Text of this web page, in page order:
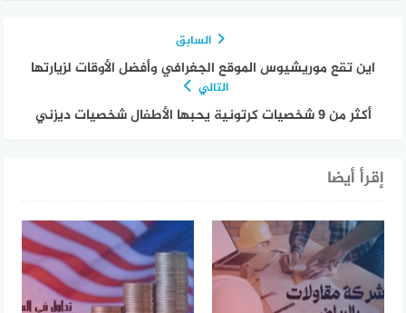
السابق
اين تقع موريشيوس الموقع الجغرافي وأفضل الأوقات لزيارتها
التالي
أكثر من 9 شخصيات كرتونية يحبها الأطفال شخصيات ديزني
إقرأ أيضا